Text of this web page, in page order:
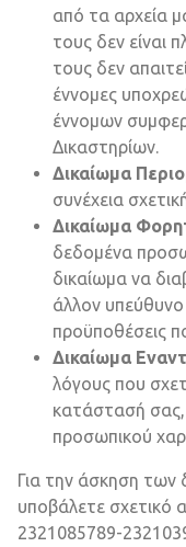
από τα αρχεία
τους δεν είναι
τους δεν
έννομες
έννομων
Δικαστηρίων.
Δικαίωμα
συνέχεια
Δικαίωμα
δεδομένα
δικαίωμα να
άλλον υπεύθυνο
προϋποθέσεις
Δικαίωμα
λόγους που
κατάστασή
προσωπικού
Για την άσκηση των
υποβάλετε σχετικό
2321085789-